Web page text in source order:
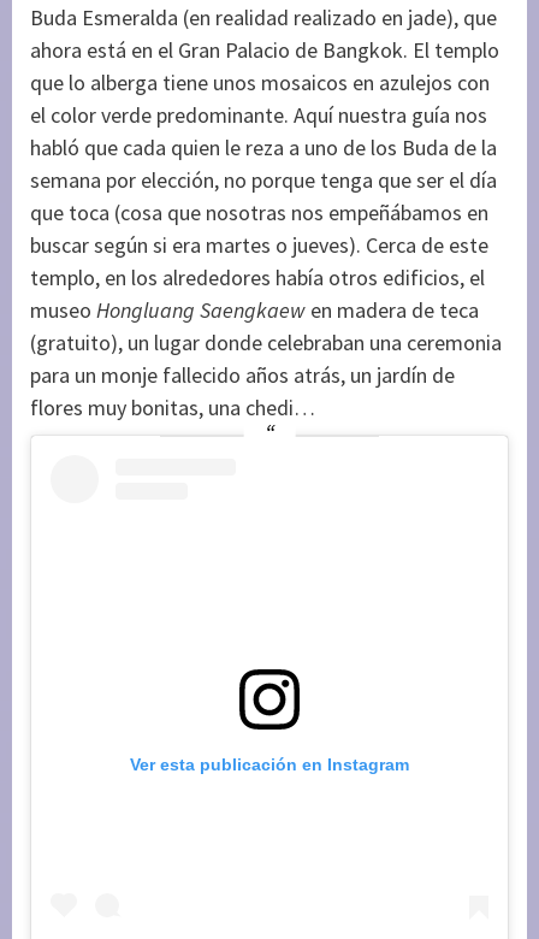
Buda Esmeralda (en realidad realizado en jade), que
ahora está en el Gran Palacio de Bangkok. El templo
que lo alberga tiene unos mosaicos en azulejos con
el color verde predominante. Aquí nuestra guía nos
habló que cada quien le reza a uno de los Buda de la
semana por elección, no porque tenga que ser el día
que toca (cosa que nosotras nos empeñábamos en
buscar según si era martes o jueves). Cerca de este
templo, en los alrededores había otros edificios, el
museo Hongluang Saengkaew en madera de teca
(gratuito), un lugar donde celebraban una ceremonia
para un monje fallecido años atrás, un jardín de
flores muy bonitas, una chedi…
Ver esta publicación en Instagram